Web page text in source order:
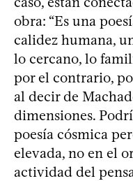
obra: “Es una
calidez humana,
lo cercano, lo
por el contrario,
al decir de
dimensiones.
poesía cósmica
elevada, no en el
actividad del